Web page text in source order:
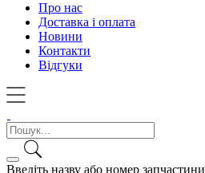
Про нас
Доставка і оплата
Новини
Контакти
Відгуки
Введіть назву або номер запчастини